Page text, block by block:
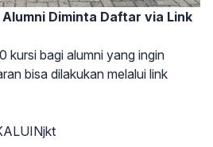
Diminta Daftar via Link
kursi bagi alumni yang ingin
bisa dilakukan melalui link